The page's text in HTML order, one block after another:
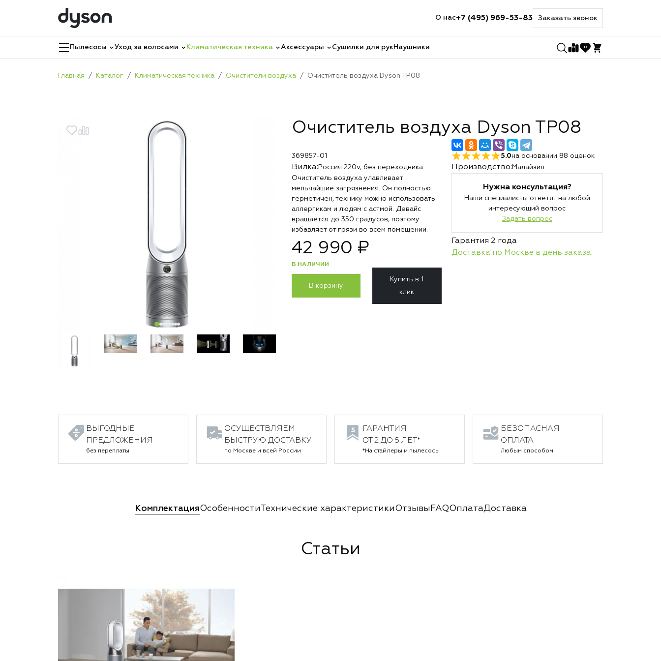
О нас+7 (495) 969-53-83 Заказать звонок
Пылесосы Уход за волосами Климатическая техника Аксессуары Сушилки для рукНаушники 0 0
Главная Каталог Климатическая техника Очистители воздуха Очиститель воздуха Dyson TP08
Очиститель воздуха Dyson TP08
369857-01 5.0на основании 88 оценок
Вилка: Россия 220v, без переходника Производство: Малайзия
Очиститель воздуха улавливает
мельчайшие загрязнения. Он полностью
герметичен, технику можно использовать
аллергикам и людям с астмой. Девайс
вращается до 350 градусов, поэтому
избавляет от грязи во всем помещении.
Нужна консультация?
Наши специалисты ответят на любой
интересующий вопрос
Задать вопрос
Гарантия 2 года
Доставка по Москве в день заказа.
42 990 ₽
В НАЛИЧИИ
В корзину
Купить в 1
клик
ВЫГОДНЫЕ
ПРЕДЛОЖЕНИЯ
без переплаты
ОСУЩЕСТВЛЯЕМ
БЫСТРУЮ ДОСТАВКУ
по Москве и всей России
ГАРАНТИЯ
ОТ 2 ДО 5 ЛЕТ*
*На стайлеры и пылесосы
БЕЗОПАСНАЯ
ОПЛАТА
Любым способом
КомплектацияОсобенностиТехнические характеристикиОтзывы FAQОплатаДоставка
Статьи